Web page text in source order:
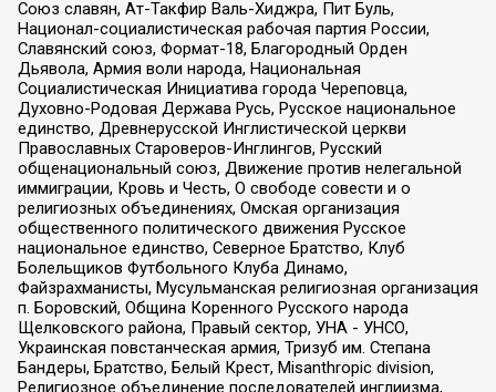
Союз славян, Ат-Такфир Валь-Хиджра, Пит Буль,
Национал-социалистическая рабочая партия России,
Славянский союз, Формат-18, Благородный Орден
Дьявола, Армия воли народа, Национальная
Социалистическая Инициатива города Череповца,
Духовно-Родовая Держава Русь, Русское национальное
единство, Древнерусской Инглистической церкви
Православных Староверов-Инглингов, Русский
общенациональный союз, Движение против нелегальной
иммиграции, Кровь и Честь, О свободе совести и о
религиозных объединениях, Омская организация
общественного политического движения Русское
национальное единство, Северное Братство, Клуб
Болельщиков Футбольного Клуба Динамо,
Файзрахманисты, Мусульманская религиозная организация
п. Боровский, Община Коренного Русского народа
Щелковского района, Правый сектор, УНА - УНСО,
Украинская повстанческая армия, Тризуб им. Степана
Бандеры, Братство, Белый Крест, Misanthropic division,
Религиозное объединение последователей инглиизма,